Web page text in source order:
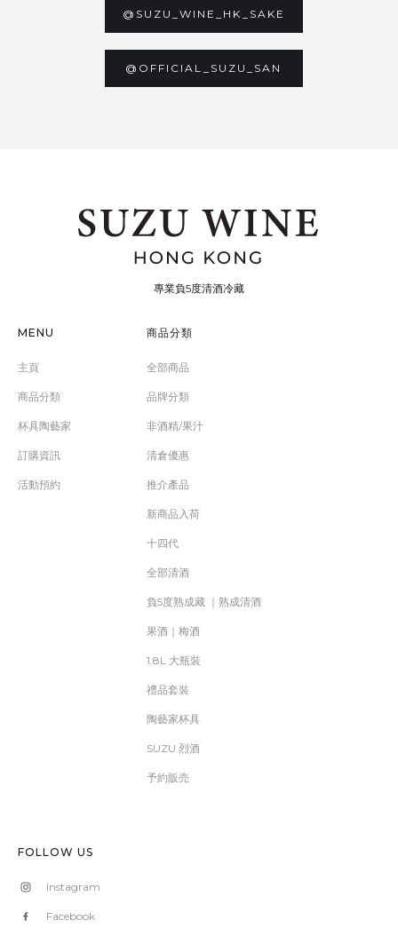
@SUZU_WINE_HK_SAKE
@OFFICIAL_SUZU_SAN
專業負5度清酒冷藏
MENU
主頁
商品分類
杯具陶藝家
訂購資訊
活動預約
商品分類
全部商品
品牌分類
非酒精/果汁
清倉優惠
推介產品
新商品入荷
十四代
全部清酒
負5度熟成藏 ｜熟成清酒
果酒｜梅酒
1.8L 大瓶裝
禮品套裝
陶藝家杯具
SUZU 烈酒
予約販売
FOLLOW US
Instagram
Facebook